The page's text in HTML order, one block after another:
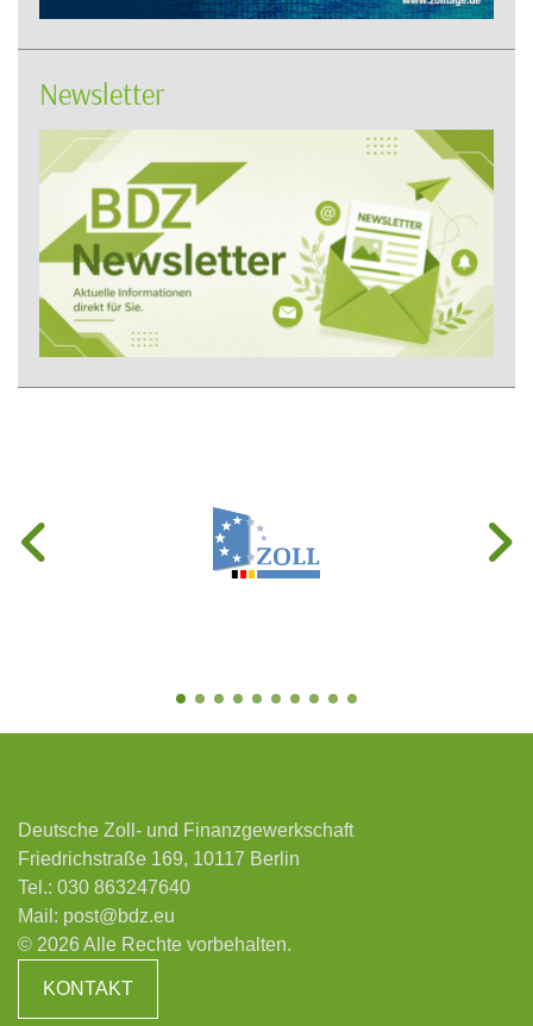
Newsletter
Deutsche Zoll- und Finanzgewerkschaft
Friedrichstraße 169, 10117 Berlin
Tel.: 030 863247640
Mail: post@bdz.eu
© 2026 Alle Rechte vorbehalten.
KONTAKT